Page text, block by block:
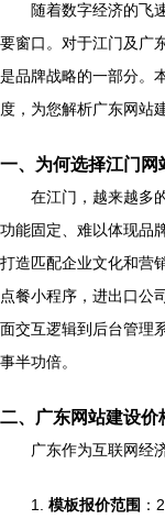
随着数字经济的飞
要窗口。对于江门及广
是品牌战略的一部分。
度，为您解析广东网站
一、为何选择江门网
在江门，越来越多
功能固定、难以体现品
打造匹配企业文化和营
点餐小程序，进出口公
面交互逻辑到后台管理
事半功倍。
二、广东网站建设价
广东作为互联网经
1. 模板报价范围